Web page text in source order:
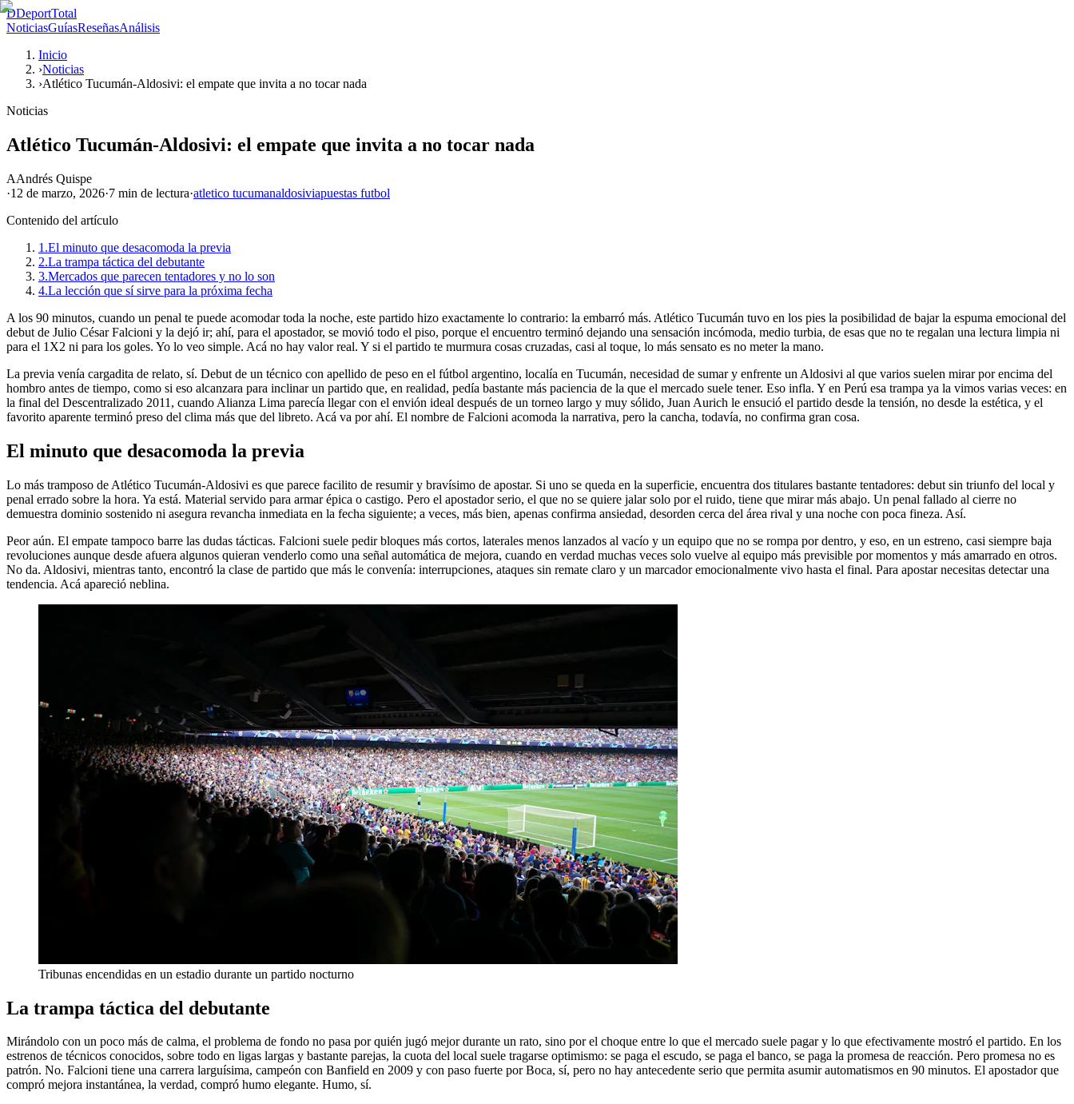
DDeportTotal
NoticiasGuíasReseñasAnálisis
Inicio
›Noticias
›Atlético Tucumán-Aldosivi: el empate que invita a no tocar nada
Noticias
Atlético Tucumán-Aldosivi: el empate que invita a no tocar nada
AAndrés Quispe
·12 de marzo, 2026·7 min de lectura·atletico tucumanaldosiviapuestas futbol
Contenido del artículo
1.El minuto que desacomoda la previa
2.La trampa táctica del debutante
3.Mercados que parecen tentadores y no lo son
4.La lección que sí sirve para la próxima fecha
A los 90 minutos, cuando un penal te puede acomodar toda la noche, este partido hizo exactamente lo contrario: la embarró más. Atlético Tucumán tuvo en los pies la posibilidad de bajar la espuma emocional del
debut de Julio César Falcioni y la dejó ir; ahí, para el apostador, se movió todo el piso, porque el encuentro terminó dejando una sensación incómoda, medio turbia, de esas que no te regalan una lectura limpia ni
para el 1X2 ni para los goles. Yo lo veo simple. Acá no hay valor real. Y si el partido te murmura cosas cruzadas, casi al toque, lo más sensato es no meter la mano.
La previa venía cargadita de relato, sí. Debut de un técnico con apellido de peso en el fútbol argentino, localía en Tucumán, necesidad de sumar y enfrente un Aldosivi al que varios suelen mirar por encima del
hombro antes de tiempo, como si eso alcanzara para inclinar un partido que, en realidad, pedía bastante más paciencia de la que el mercado suele tener. Eso infla. Y en Perú esa trampa ya la vimos varias veces: en
la final del Descentralizado 2011, cuando Alianza Lima parecía llegar con el envión ideal después de un torneo largo y muy sólido, Juan Aurich le ensució el partido desde la tensión, no desde la estética, y el
favorito aparente terminó preso del clima más que del libreto. Acá va por ahí. El nombre de Falcioni acomoda la narrativa, pero la cancha, todavía, no confirma gran cosa.
El minuto que desacomoda la previa
Lo más tramposo de Atlético Tucumán-Aldosivi es que parece facilito de resumir y bravísimo de apostar. Si uno se queda en la superficie, encuentra dos titulares bastante tentadores: debut sin triunfo del local y
penal errado sobre la hora. Ya está. Material servido para armar épica o castigo. Pero el apostador serio, el que no se quiere jalar solo por el ruido, tiene que mirar más abajo. Un penal fallado al cierre no
demuestra dominio sostenido ni asegura revancha inmediata en la fecha siguiente; a veces, más bien, apenas confirma ansiedad, desorden cerca del área rival y una noche con poca fineza. Así.
Peor aún. El empate tampoco barre las dudas tácticas. Falcioni suele pedir bloques más cortos, laterales menos lanzados al vacío y un equipo que no se rompa por dentro, y eso, en un estreno, casi siempre baja
revoluciones aunque desde afuera algunos quieran venderlo como una señal automática de mejora, cuando en verdad muchas veces solo vuelve al equipo más previsible por momentos y más amarrado en otros.
No da. Aldosivi, mientras tanto, encontró la clase de partido que más le convenía: interrupciones, ataques sin remate claro y un marcador emocionalmente vivo hasta el final. Para apostar necesitas detectar una
tendencia. Acá apareció neblina.
Tribunas encendidas en un estadio durante un partido nocturno
La trampa táctica del debutante
Mirándolo con un poco más de calma, el problema de fondo no pasa por quién jugó mejor durante un rato, sino por el choque entre lo que el mercado suele pagar y lo que efectivamente mostró el partido. En los
estrenos de técnicos conocidos, sobre todo en ligas largas y bastante parejas, la cuota del local suele tragarse optimismo: se paga el escudo, se paga el banco, se paga la promesa de reacción. Pero promesa no es
patrón. No. Falcioni tiene una carrera larguísima, campeón con Banfield en 2009 y con paso fuerte por Boca, sí, pero no hay antecedente serio que permita asumir automatismos en 90 minutos. El apostador que
compró mejora instantánea, la verdad, compró humo elegante. Humo, sí.